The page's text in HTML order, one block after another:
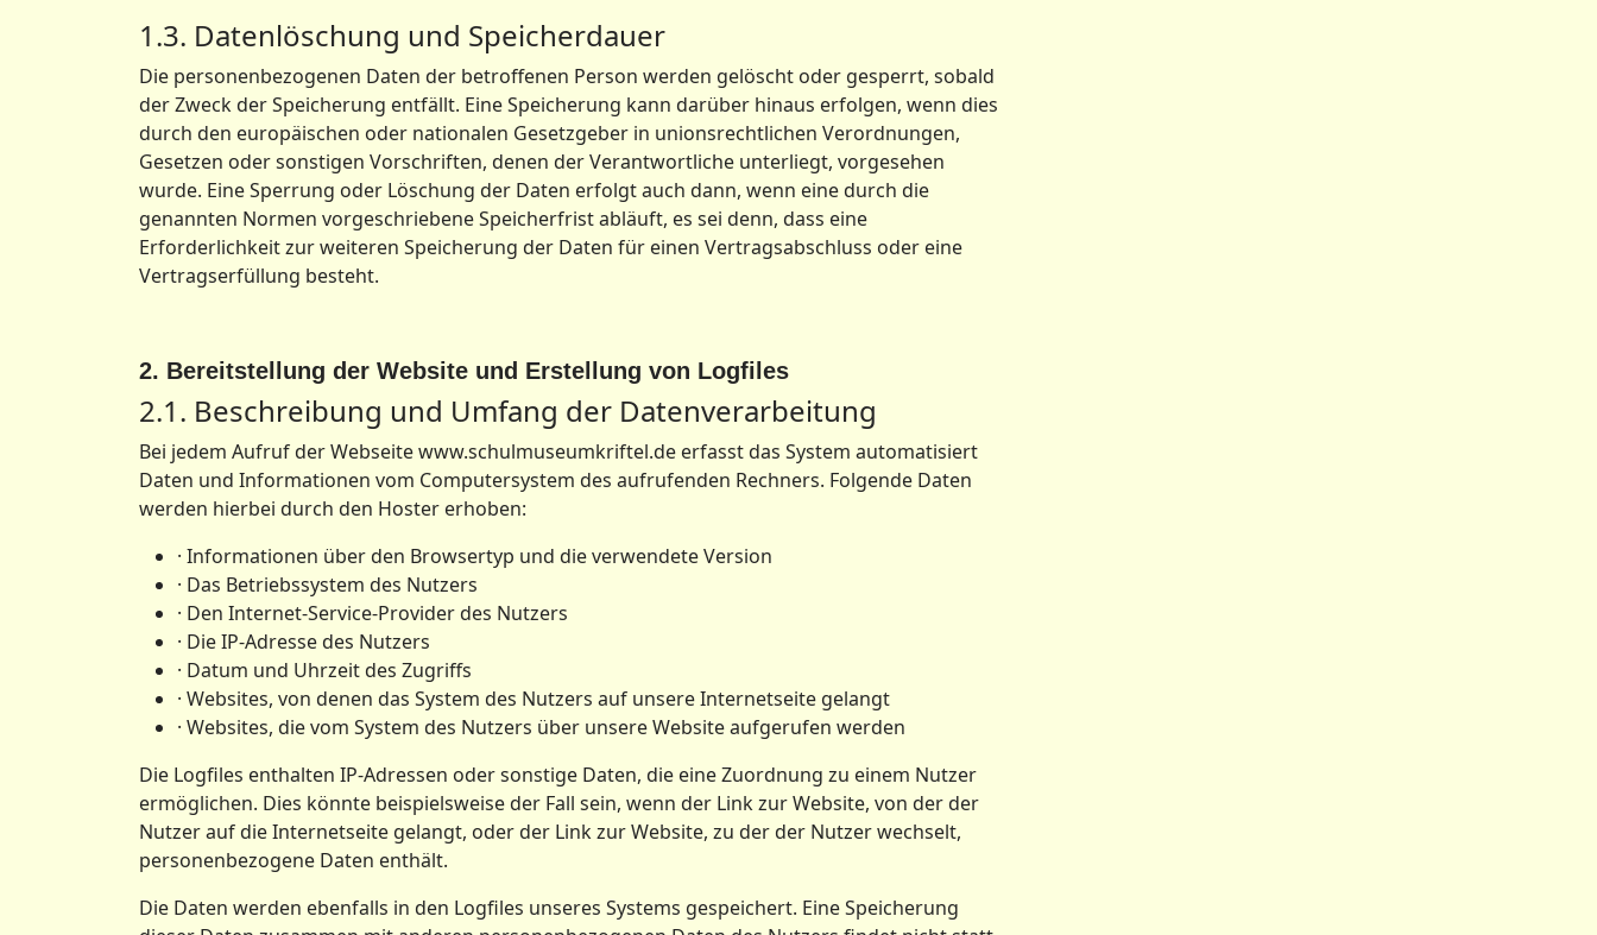
1.3. Datenlöschung und Speicherdauer
Die personenbezogenen Daten der betroffenen Person werden gelöscht oder gesperrt, sobald
der Zweck der Speicherung entfällt. Eine Speicherung kann darüber hinaus erfolgen, wenn dies
durch den europäischen oder nationalen Gesetzgeber in unionsrechtlichen Verordnungen,
Gesetzen oder sonstigen Vorschriften, denen der Verantwortliche unterliegt, vorgesehen
wurde. Eine Sperrung oder Löschung der Daten erfolgt auch dann, wenn eine durch die
genannten Normen vorgeschriebene Speicherfrist abläuft, es sei denn, dass eine
Erforderlichkeit zur weiteren Speicherung der Daten für einen Vertragsabschluss oder eine
Vertragserfüllung besteht.
2. Bereitstellung der Website und Erstellung von Logfiles
2.1. Beschreibung und Umfang der Datenverarbeitung
Bei jedem Aufruf der Webseite www.schulmuseumkriftel.de erfasst das System automatisiert
Daten und Informationen vom Computersystem des aufrufenden Rechners. Folgende Daten
werden hierbei durch den Hoster erhoben:
· Informationen über den Browsertyp und die verwendete Version
· Das Betriebssystem des Nutzers
· Den Internet-Service-Provider des Nutzers
· Die IP-Adresse des Nutzers
· Datum und Uhrzeit des Zugriffs
· Websites, von denen das System des Nutzers auf unsere Internetseite gelangt
· Websites, die vom System des Nutzers über unsere Website aufgerufen werden
Die Logfiles enthalten IP-Adressen oder sonstige Daten, die eine Zuordnung zu einem Nutzer
ermöglichen. Dies könnte beispielsweise der Fall sein, wenn der Link zur Website, von der der
Nutzer auf die Internetseite gelangt, oder der Link zur Website, zu der der Nutzer wechselt,
personenbezogene Daten enthält.
Die Daten werden ebenfalls in den Logfiles unseres Systems gespeichert. Eine Speicherung